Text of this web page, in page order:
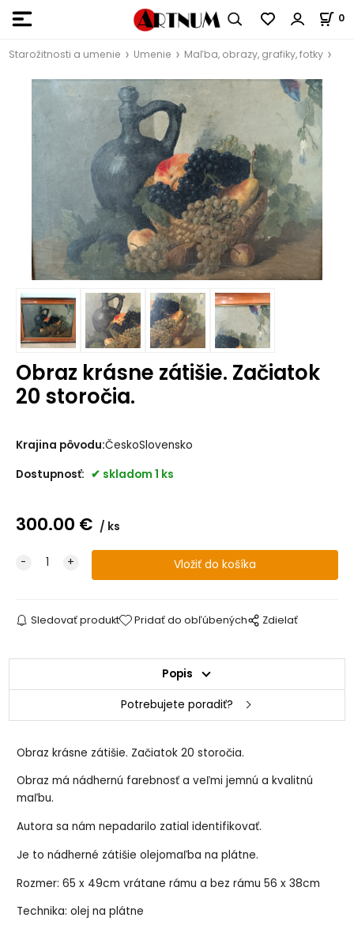
0
Starožitnosti a umenie Umenie Maľba, obrazy, grafiky, fotky
Obraz krásne zátišie. Začiatok
20 storočia.
Krajina pôvodu:ČeskoSlovensko
Dostupnosť:
skladom 1 ks
300.00 € ks
Sledovať produkt Pridať do obľúbených Zdielať
Popis
Potrebujete poradiť?
Obraz krásne zátišie. Začiatok 20 storočia.
Obraz má nádhernú farebnosť a veľmi jemnú a kvalitnú
maľbu.
Autora sa nám nepadarilo zatial identifikovať.
Je to nádherné zátišie olejomaľba na plátne.
Rozmer: 65 x 49cm vrátane rámu a bez rámu 56 x 38cm
Technika: olej na plátne